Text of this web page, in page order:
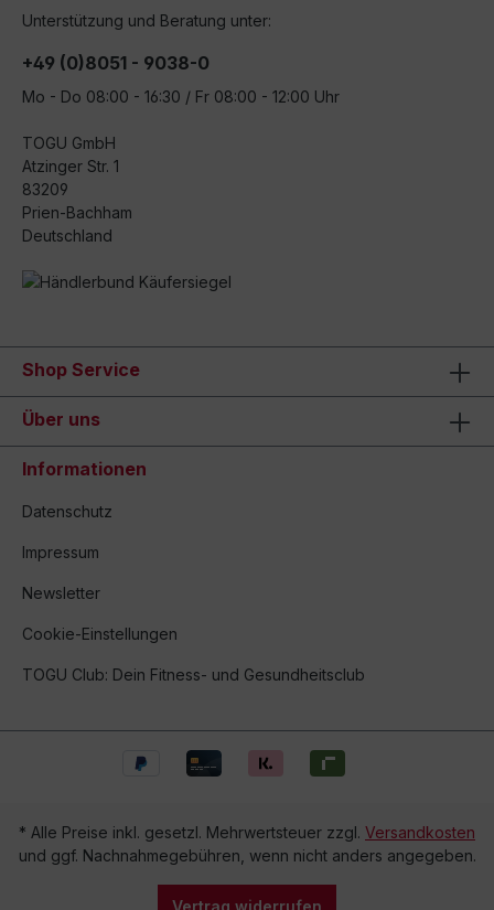
Unterstützung und Beratung unter:
+49 (0)8051 - 9038-0
Mo - Do 08:00 - 16:30 / Fr 08:00 - 12:00 Uhr
TOGU GmbH
Atzinger Str. 1
83209
Prien-Bachham
Deutschland
Shop Service
Über uns
Informationen
Datenschutz
Impressum
Newsletter
Cookie-Einstellungen
TOGU Club: Dein Fitness- und Gesundheitsclub
* Alle Preise inkl. gesetzl. Mehrwertsteuer zzgl. Versandkosten
und ggf. Nachnahmegebühren, wenn nicht anders angegeben.
Vertrag widerrufen